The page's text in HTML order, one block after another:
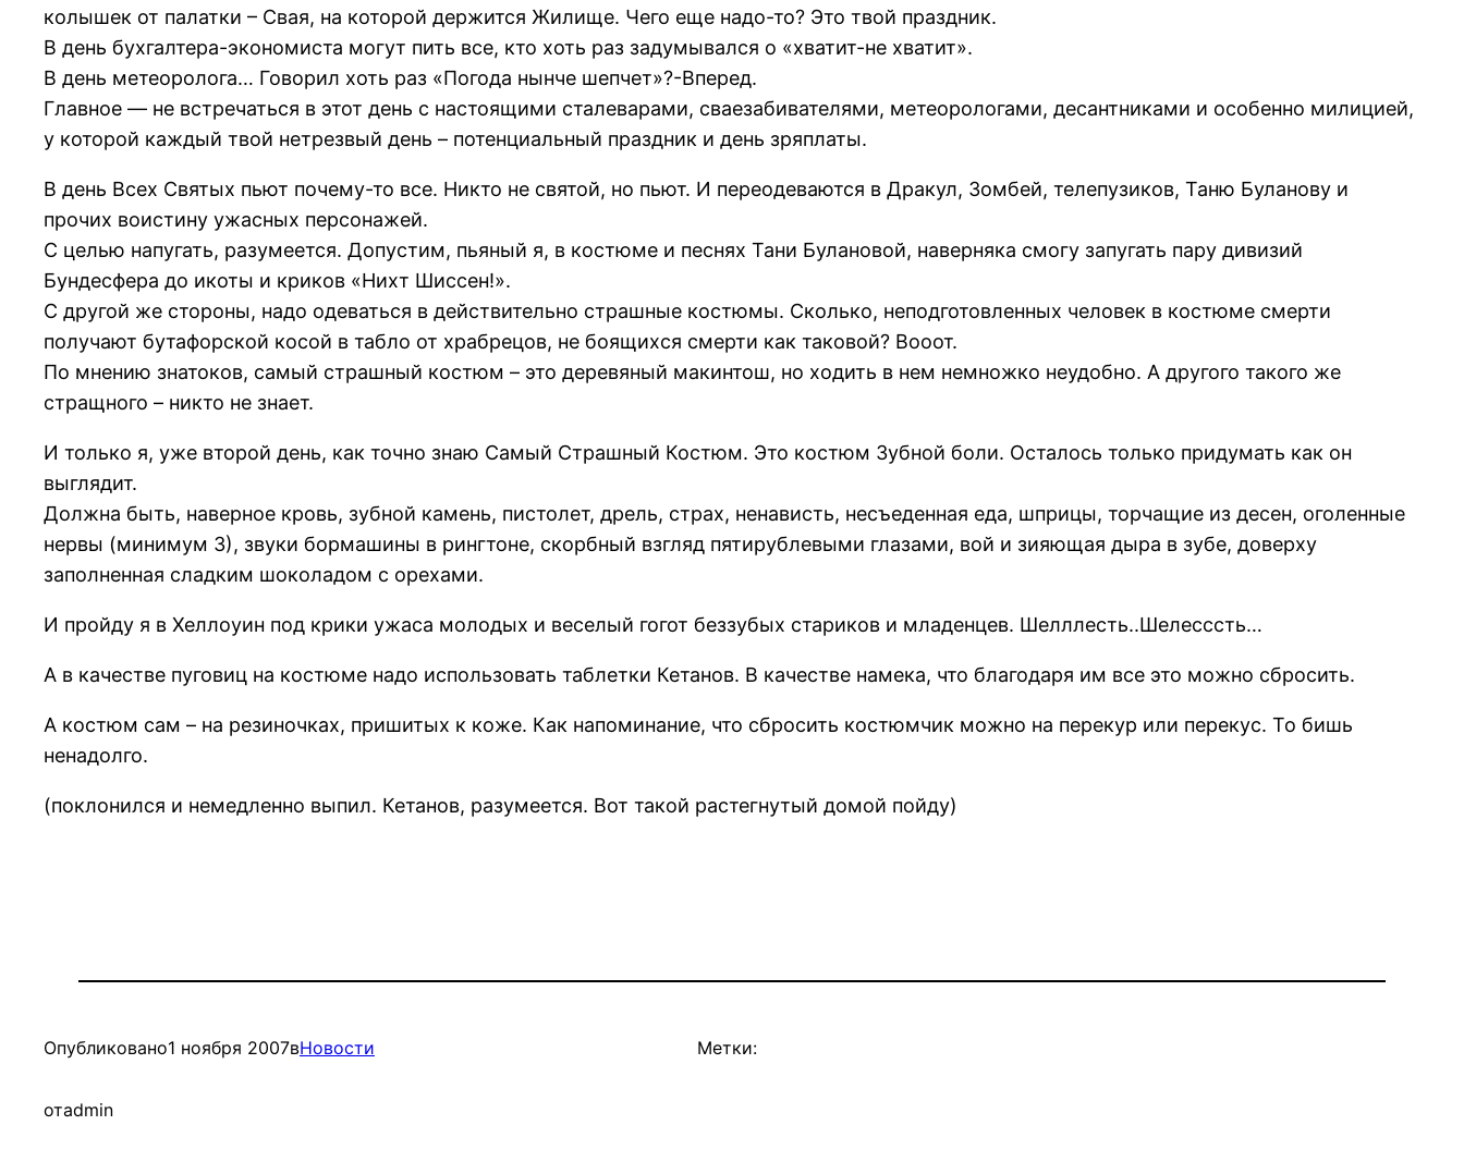
колышек от палатки – Свая, на которой держится Жилище. Чего еще надо-то? Это твой праздник.
В день бухгалтера-экономиста могут пить все, кто хоть раз задумывался о «хватит-не хватит».
В день метеоролога… Говорил хоть раз «Погода нынче шепчет»?-Вперед.
Главное — не встречаться в этот день с настоящими сталеварами, сваезабивателями, метеорологами, десантниками и особенно милицией,
у которой каждый твой нетрезвый день – потенциальный праздник и день зряплаты.
В день Всех Святых пьют почему-то все. Никто не святой, но пьют. И переодеваются в Дракул, Зомбей, телепузиков, Таню Буланову и
прочих воистину ужасных персонажей.
С целью напугать, разумеется. Допустим, пьяный я, в костюме и песнях Тани Булановой, наверняка смогу запугать пару дивизий
Бундесфера до икоты и криков «Нихт Шиссен!».
С другой же стороны, надо одеваться в действительно страшные костюмы. Сколько, неподготовленных человек в костюме смерти
получают бутафорской косой в табло от храбрецов, не боящихся смерти как таковой? Вооот.
По мнению знатоков, самый страшный костюм – это деревяный макинтош, но ходить в нем немножко неудобно. А другого такого же
стращного – никто не знает.
И только я, уже второй день, как точно знаю Самый Страшный Костюм. Это костюм Зубной боли. Осталось только придумать как он
выглядит.
Должна быть, наверное кровь, зубной камень, пистолет, дрель, страх, ненависть, несъеденная еда, шприцы, торчащие из десен, оголенные
нервы (минимум 3), звуки бормашины в рингтоне, скорбный взгляд пятирублевыми глазами, вой и зияющая дыра в зубе, доверху
заполненная сладким шоколадом с орехами.
И пройду я в Хеллоуин под крики ужаса молодых и веселый гогот беззубых стариков и младенцев. Шелллесть..Шелесссть…
А в качестве пуговиц на костюме надо использовать таблетки Кетанов. В качестве намека, что благодаря им все это можно сбросить.
А костюм сам – на резиночках, пришитых к коже. Как напоминание, что сбросить костюмчик можно на перекур или перекус. То бишь
ненадолго.
(поклонился и немедленно выпил. Кетанов, разумеется. Вот такой растегнутый домой пойду)
Опубликовано1 ноября 2007вНовости
отadmin
Метки: